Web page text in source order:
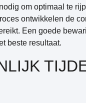
om optimaal te
ontwikkelen de
Een goede
beste resultaat.